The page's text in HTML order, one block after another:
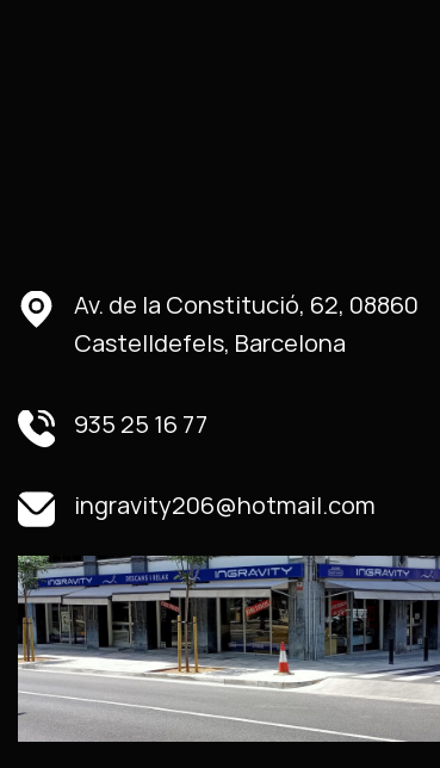
Av. de la Constitució, 62, 08860
Castelldefels, Barcelona
935 25 16 77
ingravity206@hotmail.com